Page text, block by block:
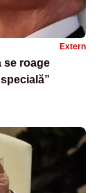
Extern
se roage